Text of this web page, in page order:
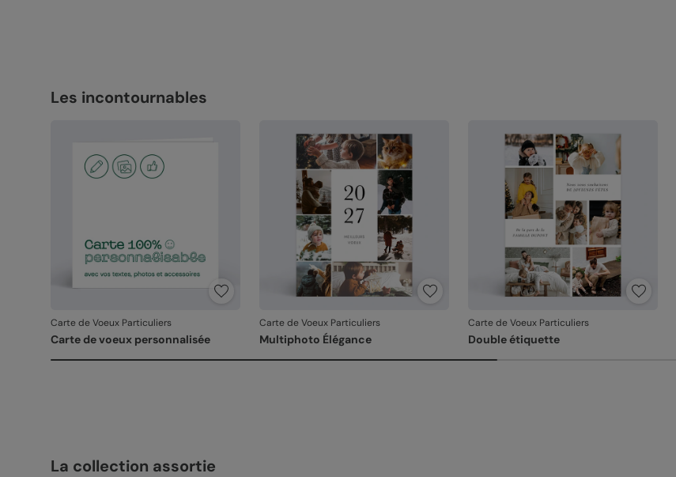
Les incontournables
Carte de Voeux Particuliers
Carte de voeux personnalisée
Carte de Voeux Particuliers
Multiphoto Élégance
Carte de Voeux Particuliers
Double étiquette
La collection assortie